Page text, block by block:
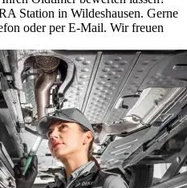
Station in Wildeshausen. Gerne
oder per E-Mail. Wir freuen